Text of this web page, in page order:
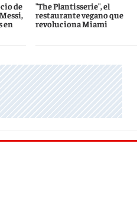
de
en
"The Plantisserie", el
restaurante vegano que
revoluciona Miami